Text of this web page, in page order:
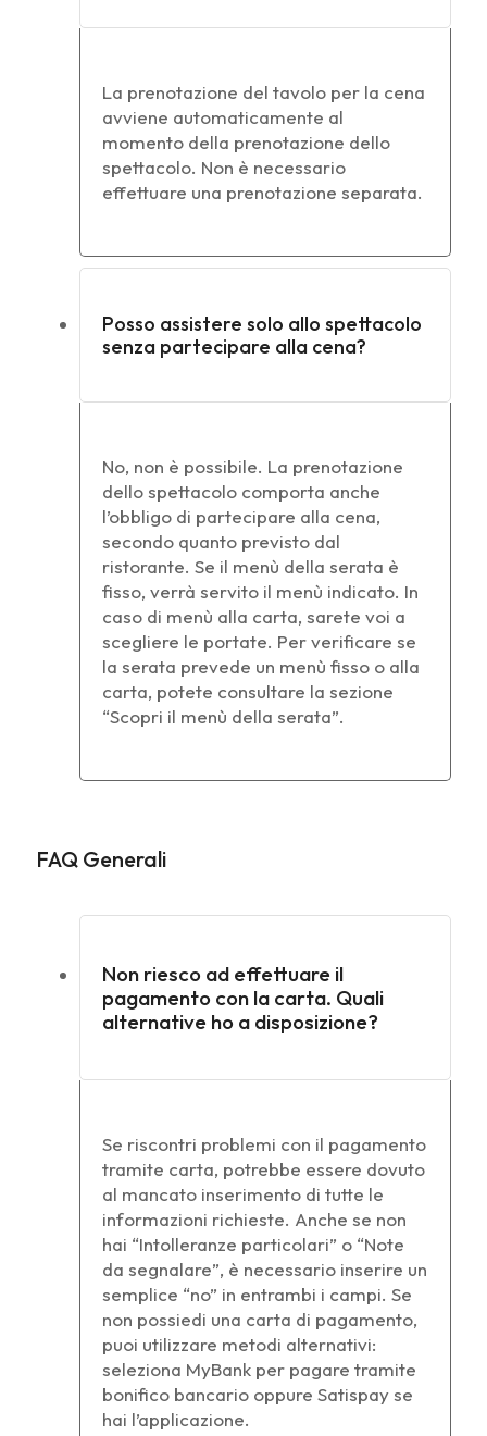
La prenotazione del tavolo per la cena
avviene automaticamente al
momento della prenotazione dello
spettacolo. Non è necessario
effettuare una prenotazione separata.
Posso assistere solo allo spettacolo
senza partecipare alla cena?
No, non è possibile. La prenotazione
dello spettacolo comporta anche
l’obbligo di partecipare alla cena,
secondo quanto previsto dal
ristorante. Se il menù della serata è
fisso, verrà servito il menù indicato. In
caso di menù alla carta, sarete voi a
scegliere le portate. Per verificare se
la serata prevede un menù fisso o alla
carta, potete consultare la sezione
“Scopri il menù della serata”.
FAQ Generali
Non riesco ad effettuare il
pagamento con la carta. Quali
alternative ho a disposizione?
Se riscontri problemi con il pagamento
tramite carta, potrebbe essere dovuto
al mancato inserimento di tutte le
informazioni richieste. Anche se non
hai “Intolleranze particolari” o “Note
da segnalare”, è necessario inserire un
semplice “no” in entrambi i campi. Se
non possiedi una carta di pagamento,
puoi utilizzare metodi alternativi:
seleziona MyBank per pagare tramite
bonifico bancario oppure Satispay se
hai l’applicazione.